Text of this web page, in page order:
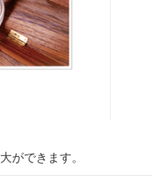
ができます。